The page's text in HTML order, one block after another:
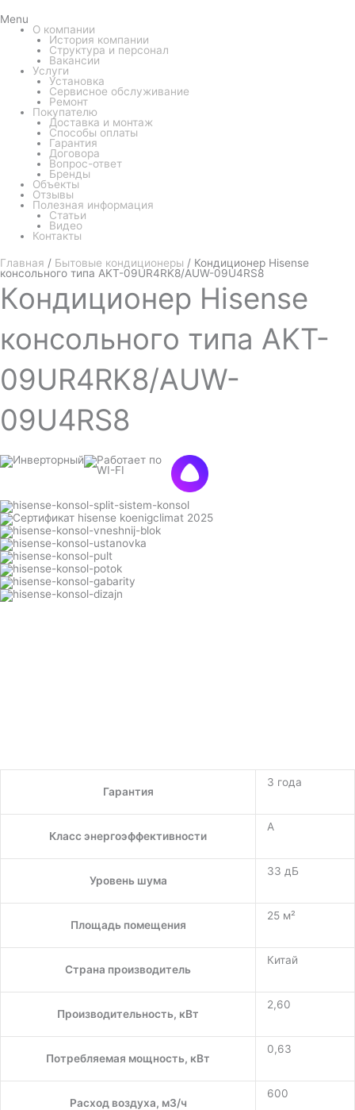
Menu
О компании
История компании
Структура и персонал
Вакансии
Услуги
Установка
Сервисное обслуживание
Ремонт
Покупателю
Доставка и монтаж
Способы оплаты
Гарантия
Договора
Вопрос-ответ
Бренды
Объекты
Отзывы
Полезная информация
Статьи
Видео
Контакты
Главная / Бытовые кондиционеры / Кондиционер Hisense
консольного типа AKT-09UR4RK8/AUW-09U4RS8
Кондиционер Hisense
консольного типа AKT-
09UR4RK8/AUW-
09U4RS8
Гарантия
3 года
Класс энергоэффективности
A
Уровень шума
33 дБ
Площадь помещения
25 м²
Страна производитель
Китай
Производительность, кВт
2,60
Потребляемая мощность, кВт
0,63
Расход воздуха, м3/ч
600